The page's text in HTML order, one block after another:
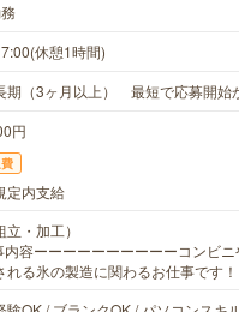
休憩1時間)
期（3ヶ月以上） 最短で応募開始
円
定内支給
・加工）
内容ーーーーーーーーーーコンビ
れる氷の製造に関わるお仕事です